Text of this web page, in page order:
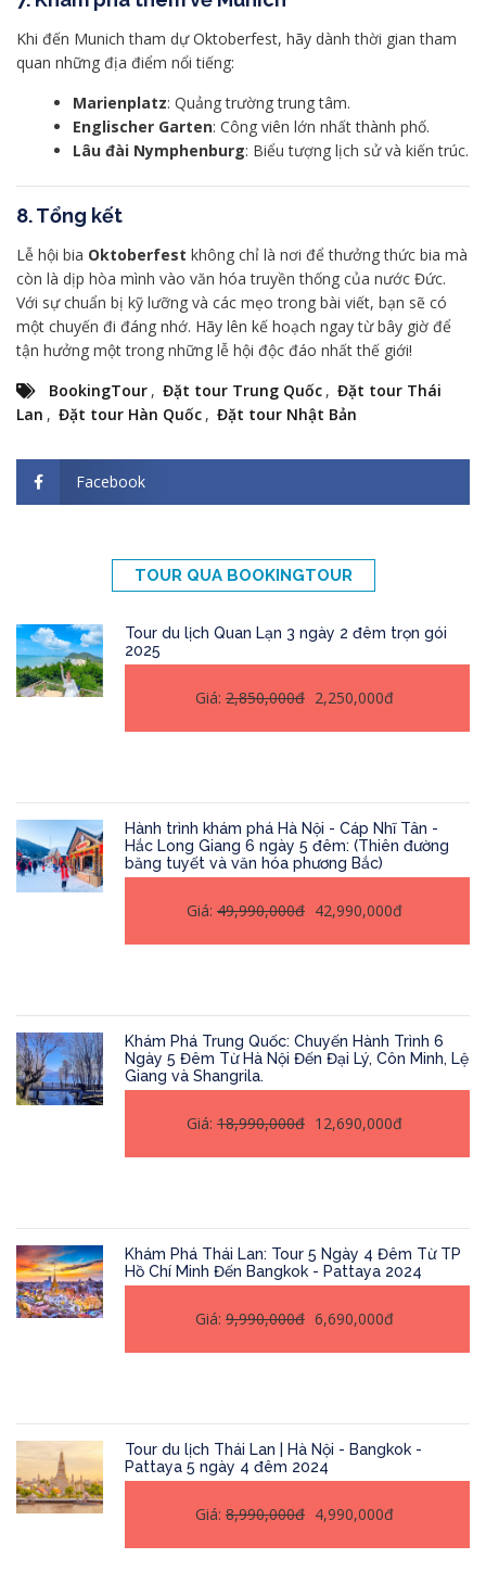
Khi đến Munich tham dự Oktoberfest, hãy dành thời gian tham
quan những địa điểm nổi tiếng:
Marienplatz: Quảng trường trung tâm.
Englischer Garten: Công viên lớn nhất thành phố.
Lâu đài Nymphenburg: Biểu tượng lịch sử và kiến trúc.
8.Tổng kết
Lễ hội bia Oktoberfest không chỉ là nơi để thưởng thức bia mà
còn là dịp hòa mình vào văn hóa truyền thống của nước Đức.
Với sự chuẩn bị kỹ lưỡng và các mẹo trong bài viết, bạn sẽ có
một chuyến đi đáng nhớ. Hãy lên kế hoạch ngay từ bây giờ để
tận hưởng một trong những lễ hội độc đáo nhất thế giới!
BookingTour , Đặt tour Trung Quốc , Đặt tour Thái
Lan , Đặt tour Hàn Quốc , Đặt tour Nhật Bản
Facebook
TOUR QUA BOOKINGTOUR
Tour du lịch Quan Lạn 3 ngày 2 đêm trọn gói
2025
Giá: 2,850,000đ 2,250,000đ
Hành trình khám phá Hà Nội - Cáp Nhĩ Tân -
Hắc Long Giang 6 ngày 5 đêm: (Thiên đường
băng tuyết và văn hóa phương Bắc)
Giá: 49,990,000đ 42,990,000đ
Khám Phá Trung Quốc: Chuyến Hành Trình 6
Ngày 5 Đêm Từ Hà Nội Đến Đại Lý, Côn Minh, Lệ
Giang và Shangrila.
Giá: 18,990,000đ 12,690,000đ
Khám Phá Thái Lan: Tour 5 Ngày 4 Đêm Từ TP
Hồ Chí Minh Đến Bangkok - Pattaya 2024
Giá: 9,990,000đ 6,690,000đ
Tour du lịch Thái Lan | Hà Nội - Bangkok -
Pattaya 5 ngày 4 đêm 2024
Giá: 8,990,000đ 4,990,000đ